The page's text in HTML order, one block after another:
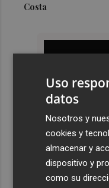
Costa
Uso
datos
Nosotros y
cookies y
almacenar y
dispositivo y
como su